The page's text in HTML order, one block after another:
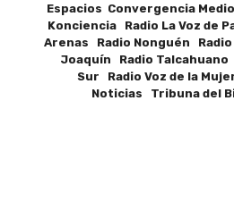
Espacios Convergencia
Konciencia Radio La Voz de
Arenas Radio Nonguén
Joaquín Radio Talcahuano
Sur Radio Voz de la
Noticias Tribuna del